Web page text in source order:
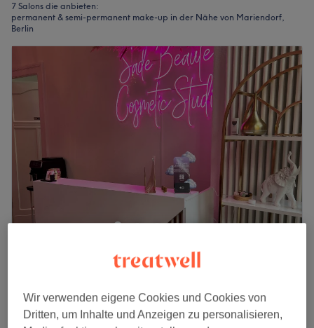
7 Salons die anbieten:
permanent & semi-permanent make-up in der Nähe von Mariendorf,
Berlin
592 Bewertungen
Auf Karte anzeigen
Permanent Make-Up - Microblading
170 €
Wir verwenden eigene Cookies und Cookies von
Dritten, um Inhalte und Anzeigen zu personalisieren,